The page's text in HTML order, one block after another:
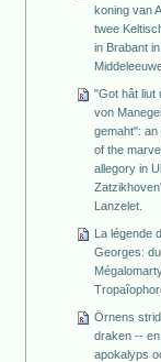
koning van
twee
in Brabant
"Got hât liut
von
gemaht": an
of the
allegory in
Lanzelet.
La légende
Georges: du
Örnens
draken --
apokalyps